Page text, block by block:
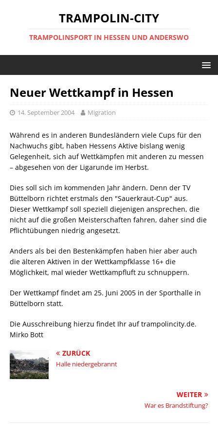
TRAMPOLIN-CITY
TRAMPOLINSPORT IN HESSEN UND ANDERSWO
Neuer Wettkampf in Hessen
14. September 2004 Migration
Während es in anderen Bundesländern viele Cups für den
Nachwuchs gibt, haben Hessens Aktive bislang wenig
Gelegenheit, sich auf Wettkämpfen mit anderen zu messen
– abgesehen von der Ligarunde im Herbst.
Dies soll sich im kommenden Jahr ändern. Denn der TV
Büttelborn richtet erstmals den "Sauerkraut-Cup" aus.
Dieser Wettkampf soll speziell diejenigen ansprechen, die
nicht auf die großen Meisterschaften fahren, daher sind die
Pflichtübungen niedrig angesetzt.
Anders als bei den Bestenkämpfen haben hier aber auch
die älteren Aktiven in der Wettkampfklasse 16+ die
Möglichkeit, mal wieder Wettkampfluft zu schnuppern.
Der Wettkampf findet am 25. Juni 2005 in der Sporthalle in
Büttelborn statt.
Die Ausschreibung hierzu findet Ihr auf trampolincity.de.
Mirko Bott
ZURÜCK
Halle niedergebrannt
WEITER
War es Brandstiftung?